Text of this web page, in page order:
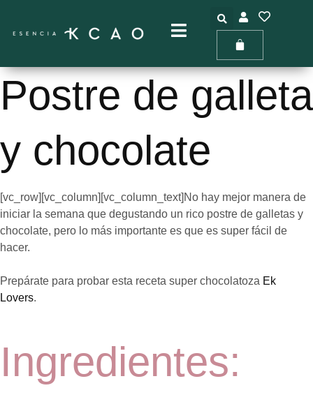
Postre de galleta
y chocolate
[vc_row][vc_column][vc_column_text]No hay mejor manera de
iniciar la semana que degustando un rico postre de galletas y
chocolate, pero lo más importante es que es super fácil de
hacer.
Prepárate para probar esta receta super chocolatoza Ek
Lovers.
Ingredientes: